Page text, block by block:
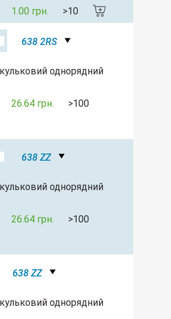
1.00 грн. >10
638 2RS
однорядний
26.64 грн. >100
638 ZZ
однорядний
26.64 грн. >100
638 ZZ
однорядний